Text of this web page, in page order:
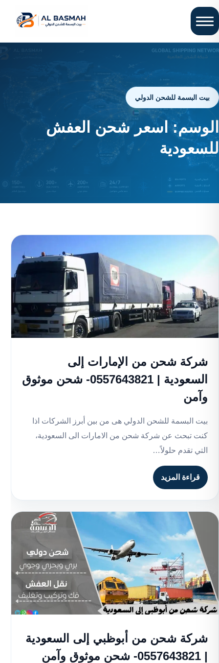
بيت البسمة للشحن الدولي
الوسم: اسعر شحن العفش
للسعودية
شركة شحن من الإمارات إلى
السعودية | 0557643821- شحن موثوق
وآمن
بيت البسمة للشحن الدولي هى من بين أبرز الشركات اذا
كنت تبحث عن شركة شحن من الامارات الى السعودية،
التي تقدم حلولاً…
قراءة المزيد
شركة شحن من أبوظبي إلى السعودية
| 0557643821- شحن موثوق وآمن